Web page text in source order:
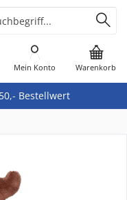
Bestellwert
Warenkorb
Mein Konto